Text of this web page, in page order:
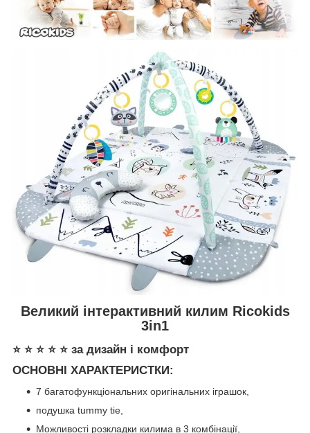
Великий інтерактивний килим Ricokids
3in1
⭐ ⭐ ⭐ ⭐ ⭐ за дизайн і комфорт
ОСНОВНІ ХАРАКТЕРИСТКИ:
7 багатофункціональних оригінальних іграшок,
подушка tummy tie,
Можливості розкладки килима в 3 комбінації,